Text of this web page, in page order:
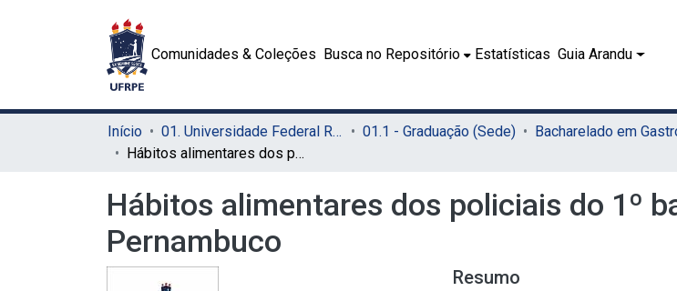
Comunidades & Coleções Busca no Repositório Estatísticas Guia Arandu
Início 01. Universidade Federal Rural de Pernambuco - UFRPE (Sede) 01.1 - Graduação (Sede)
Hábitos alimentares dos policiais do 1º batalhão de Polícia Militar de Pernambuco
Hábitos alimentares dos policiais do 1º
Pernambuco
Resumo